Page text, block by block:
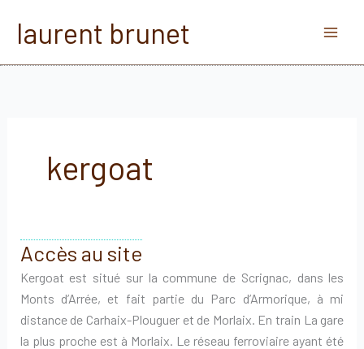
laurent brunet
kergoat
Accès au site
Kergoat est situé sur la commune de Scrignac, dans les
Monts d’Arrée, et fait partie du Parc d’Armorique, à mi
distance de Carhaix-Plouguer et de Morlaix. En train La gare
la plus proche est à Morlaix. Le réseau ferroviaire ayant été